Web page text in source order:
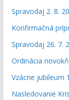
Spravodaj 2. 8.
Konfirmačná
Spravodaj 26. 7.
Ordinácia
Vzácne jubileum
Nasledovanie